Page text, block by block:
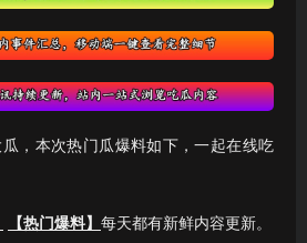
，本次热门瓜爆料如下，一起在线吃
【热门爆料】 每天都有新鲜内容更新。